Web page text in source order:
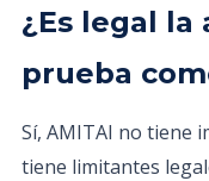
¿Es legal la
prueba
Sí, AMITAI no tiene
tiene limitantes